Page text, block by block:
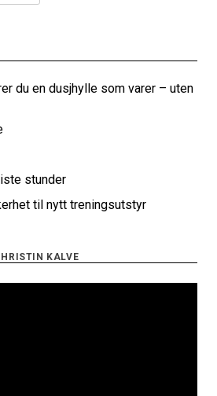
du en dusjhylle som varer – uten
stunder
til nytt treningsutstyr
KALVE